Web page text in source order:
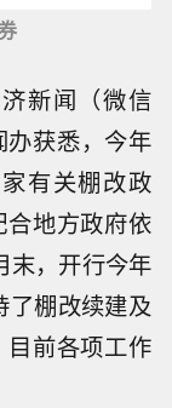
新闻（微信
获悉，今年
有关棚改政
地方政府依
末，开行今年
了棚改续建及
前各项工作